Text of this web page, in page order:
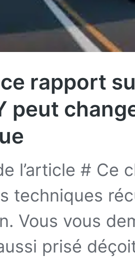
rapport
peut
l’article # Ce
techniques
Vous vous
prisé